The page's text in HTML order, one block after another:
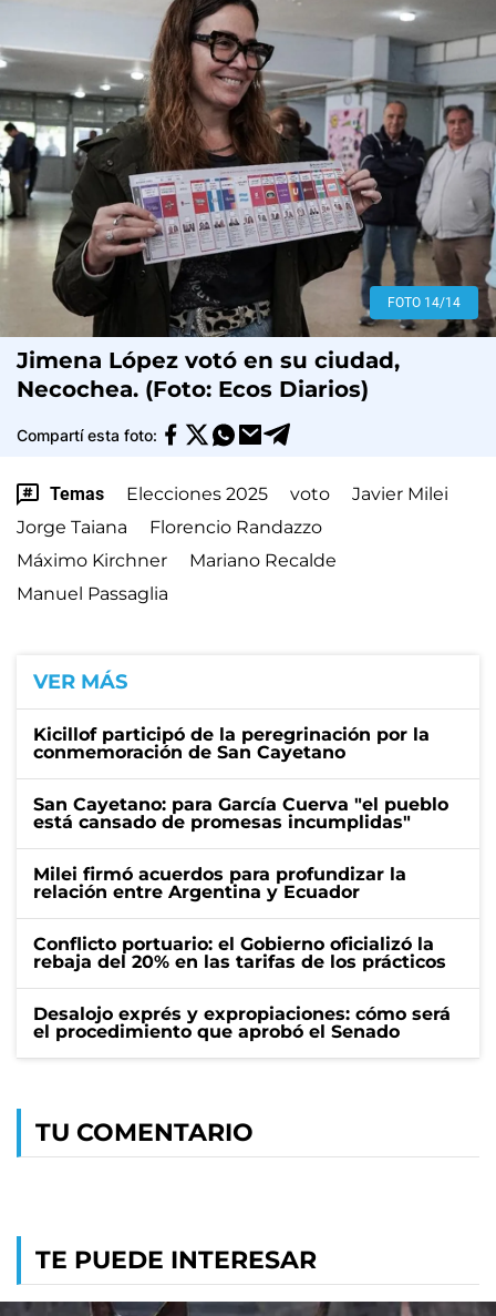
FOTO 14/14
Jimena López votó en su ciudad,
Necochea. (Foto: Ecos Diarios)
Compartí esta foto:
Temas Elecciones 2025 voto
Javier Milei
Jorge Taiana
Florencio Randazzo
Máximo Kirchner
Mariano Recalde
Manuel Passaglia
VER MÁS
Kicillof participó de la peregrinación por la
conmemoración de San Cayetano
San Cayetano: para García Cuerva "el pueblo
está cansado de promesas incumplidas"
Milei firmó acuerdos para profundizar la
relación entre Argentina y Ecuador
Conflicto portuario: el Gobierno oficializó la
rebaja del 20% en las tarifas de los prácticos
Desalojo exprés y expropiaciones: cómo será
el procedimiento que aprobó el Senado
TU COMENTARIO
TE PUEDE INTERESAR